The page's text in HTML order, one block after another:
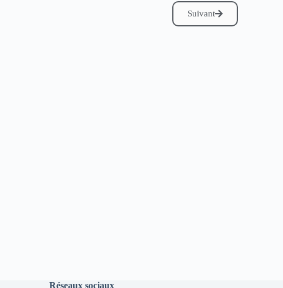
Suivant
Réseaux sociaux